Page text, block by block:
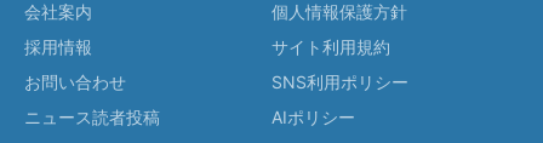
会社案内
採用情報
お問い合わせ
ニュース読者投稿
個人情報保護方針
サイト利用規約
SNS利用ポリシー
AIポリシー